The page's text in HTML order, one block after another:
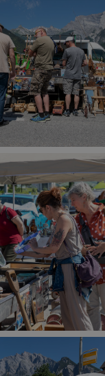
Divers
Recherche de
Dons de livres
Club de lecture